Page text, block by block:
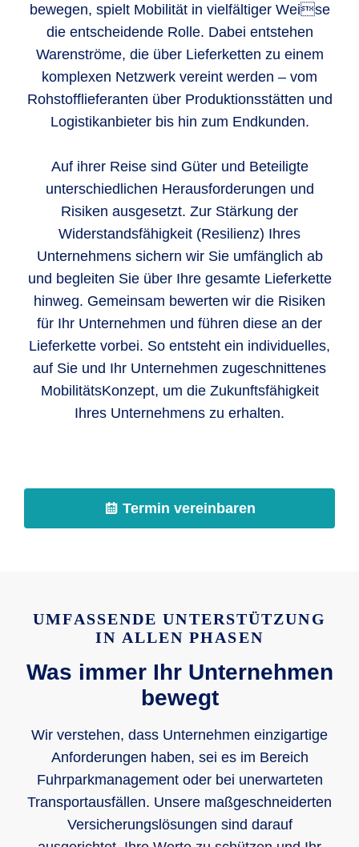
bewegen, spielt Mobilität in vielfältiger Weise
die entscheidende Rolle. Dabei entstehen
Warenströme, die über Lieferketten zu einem
komplexen Netzwerk vereint werden – vom
Rohstofflieferanten über Produktionsstätten und
Logistikanbieter bis hin zum Endkunden.
Auf ihrer Reise sind Güter und Beteiligte
unterschiedlichen Herausforderungen und
Risiken ausgesetzt. Zur Stärkung der
Widerstandsfähigkeit (Resilienz) Ihres
Unternehmens sichern wir Sie umfänglich ab
und begleiten Sie über Ihre gesamte Lieferkette
hinweg. Gemeinsam bewerten wir die Risiken
für Ihr Unternehmen und führen diese an der
Lieferkette vorbei. So entsteht ein individuelles,
auf Sie und Ihr Unternehmen zugeschnittenes
MobilitätsKonzept, um die Zukunftsfähigkeit
Ihres Unternehmens zu erhalten.
Termin vereinbaren
UMFASSENDE UNTERSTÜTZUNG
IN ALLEN PHASEN
Was immer Ihr Unternehmen
bewegt
Wir verstehen, dass Unternehmen einzigartige
Anforderungen haben, sei es im Bereich
Fuhrparkmanagement oder bei unerwarteten
Transportausfällen. Unsere maßgeschneiderten
Versicherungslösungen sind darauf